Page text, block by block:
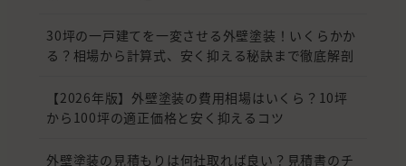
30坪の一戸建てを一変させる外壁塗装！いくらかか
る？相場から計算式、安く抑える秘訣まで徹底解剖
【2026年版】外壁塗装の費用相場はいくら？10坪
から100坪の適正価格と安く抑えるコツ
外壁塗装の見積もりは何社取れば良い？見積書のチ